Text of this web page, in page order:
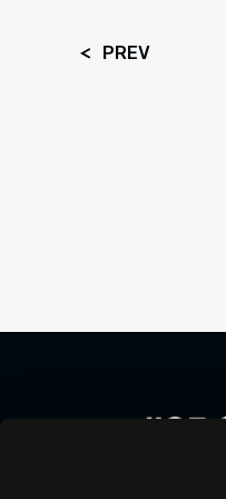
PREV